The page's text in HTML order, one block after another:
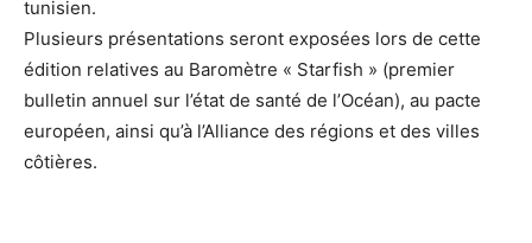
tunisien.
Plusieurs présentations seront exposées lors de cette
édition relatives au Baromètre « Starfish » (premier
bulletin annuel sur l’état de santé de l’Océan), au pacte
européen, ainsi qu’à l’Alliance des régions et des villes
côtières.